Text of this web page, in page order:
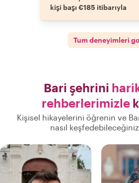
kişi başı €185 itibarıyla
Tum deneyimleri
Bari şehrini
rehberlerimizle
Kişisel hikayelerini öğrenin ve
nasıl